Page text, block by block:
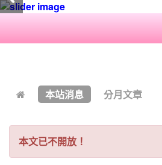
本站消息 分月文章
本文已不開放！